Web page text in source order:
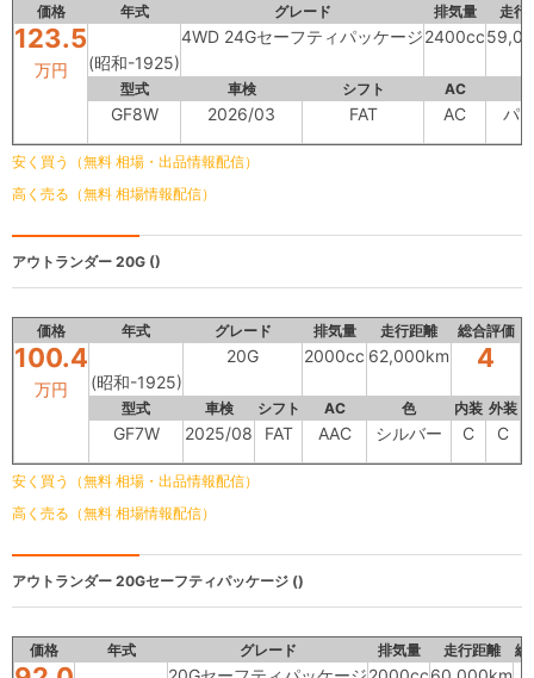
価格 年式 グレード 排気量 走行
123.5
万円 (昭和-1925)
4WD 24Gセーフティパッケージ2400cc
型式 車検 シフト AC
GF8W 2026/03 FAT AC パ
安く買う（無料 相場・出品情報配信）
高く売る（無料 相場情報配信）
アウトランダー 20G ()
価格 年式 グレード 排気量 走行距離 総合評価
100.4
万円 (昭和-1925)
20G 2000cc 62,000km 4
型式 車検 シフト AC 色 内装 外装
GF7W 2025/08 FAT AAC シルバー C C
安く買う（無料 相場・出品情報配信）
高く売る（無料 相場情報配信）
アウトランダー 20Gセーフティパッケージ ()
価格 年式 グレード 排気量 走行距離 総